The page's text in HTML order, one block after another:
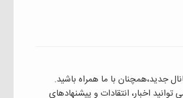
جدید،همچنان با ما همراه باشید.
توانید اخبار، انتقادات و پیشنهادهای